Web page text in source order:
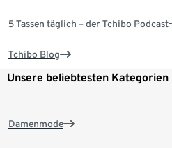
5 Tassen täglich – der Tchibo Podcast
Tchibo Blog
Unsere beliebtesten Kategorien
Damenmode